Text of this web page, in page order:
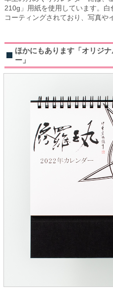
210g」用紙を使用しています。
コーティングされており、写真や
ほかにもあります「オリジ
ー」